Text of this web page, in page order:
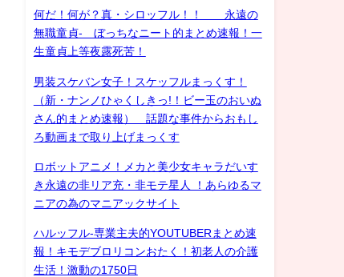
何だ！何が？真・シロッフル！！ 永遠の
無職童貞- ぼっちなニート的まとめ速報！一
生童貞上等夜露死苦！
男装スケバン女子！スケッフルまっくす！
（新・ナンノひゃくしきっ!！ビー玉のおいぬ
さん的まとめ速報） 話題な事件からおもし
ろ動画まで取り上げまっくす
ロボットアニメ！メカと美少女キャラだいす
き永遠の非リア充・非モテ星人 ！あらゆるマ
ニアの為のマニアックサイト
ハルッフル-専業主夫的YOUTUBERまとめ速
報！キモデブロリコンおたく！初老人の介護
生活！激動の1750日